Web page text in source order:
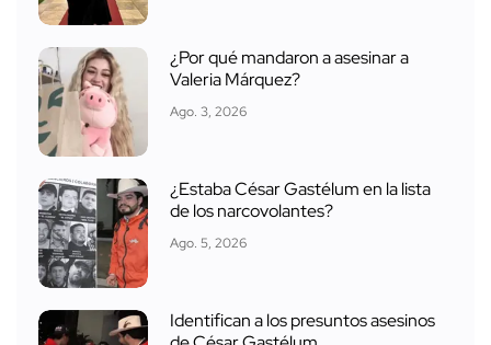
¿Por qué mandaron a asesinar a
Valeria Márquez?
Ago. 3, 2026
¿Estaba César Gastélum en la lista
de los narcovolantes?
Ago. 5, 2026
Identifican a los presuntos asesinos